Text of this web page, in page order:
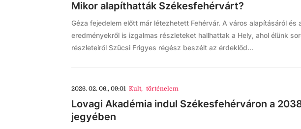
Mikor alapíthatták Székesfehérvárt?
Géza fejedelem előtt már létezhetett Fehérvár. A város alapításáról
eredményekről is izgalmas részleteket hallhattak a Hely, ahol élünk
részleteiről Szücsi Frigyes régész beszélt az érdeklőd...
2026. 02. 06., 09:01 Kult, történelem
Lovagi Akadémia indul Székesfehérváron a
jegyében